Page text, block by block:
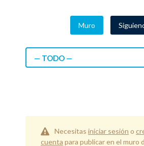
Muro
— TODO —
Necesitas iniciar sesión o
cuenta para publicar en el muro